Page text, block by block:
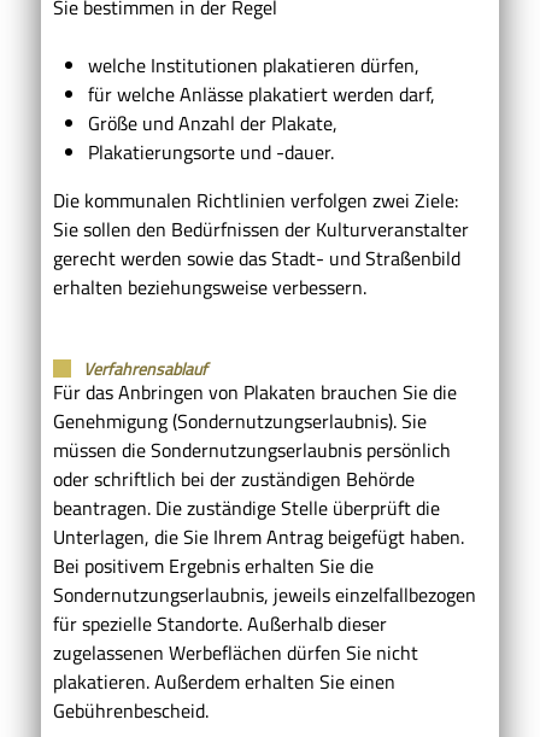
Sie bestimmen in der Regel
welche Institutionen plakatieren dürfen,
für welche Anlässe plakatiert werden darf,
Größe und Anzahl der Plakate,
Plakatierungsorte und -dauer.
Die kommunalen Richtlinien verfolgen zwei Ziele:
Sie sollen den Bedürfnissen der Kulturveranstalter
gerecht werden sowie das Stadt- und Straßenbild
erhalten beziehungsweise verbessern.
Verfahrensablauf
Für das Anbringen von Plakaten brauchen Sie die
Genehmigung (Sondernutzungserlaubnis). Sie
müssen die Sondernutzungserlaubnis persönlich
oder schriftlich bei der zuständigen Behörde
beantragen. Die zuständige Stelle überprüft die
Unterlagen, die Sie Ihrem Antrag beigefügt haben.
Bei positivem Ergebnis erhalten Sie die
Sondernutzungserlaubnis, jeweils einzelfallbezogen
für spezielle Standorte. Außerhalb dieser
zugelassenen Werbeflächen dürfen Sie nicht
plakatieren. Außerdem erhalten Sie einen
Gebührenbescheid.